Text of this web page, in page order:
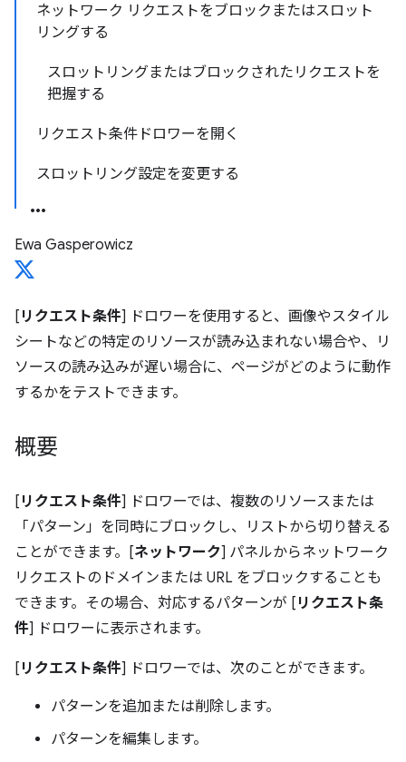
ネットワーク リクエストをブロックまたはスロット
リングする
スロットリングまたはブロックされたリクエストを
把握する
リクエスト条件ドロワーを開く
スロットリング設定を変更する
Ewa Gasperowicz
[ リクエスト条件] ドロワーを使用すると、画像やスタイル
シートなどの特定のリソースが読み込まれない場合や、リ
ソースの読み込みが遅い場合に、ページがどのように動作
するかをテストできます。
概要
[ リクエスト条件] ドロワーでは、複数のリソースまたは
「パターン」を同時にブロックし、リストから切り替える
ことができます。[ネットワーク] パネルからネットワーク
リクエストのドメインまたは URL をブロックすることも
できます。その場合、対応するパターンが [ リクエスト条
件] ドロワーに表示されます。
[ リクエスト条件] ドロワーでは、次のことができます。
パターンを追加または削除します。
パターンを編集します。